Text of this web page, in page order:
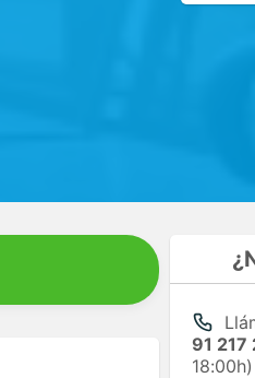
91 217
18:00h)